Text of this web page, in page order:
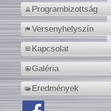
Programbizottság
Versenyhelyszín
Kapcsolat
Galéria
Eredmények